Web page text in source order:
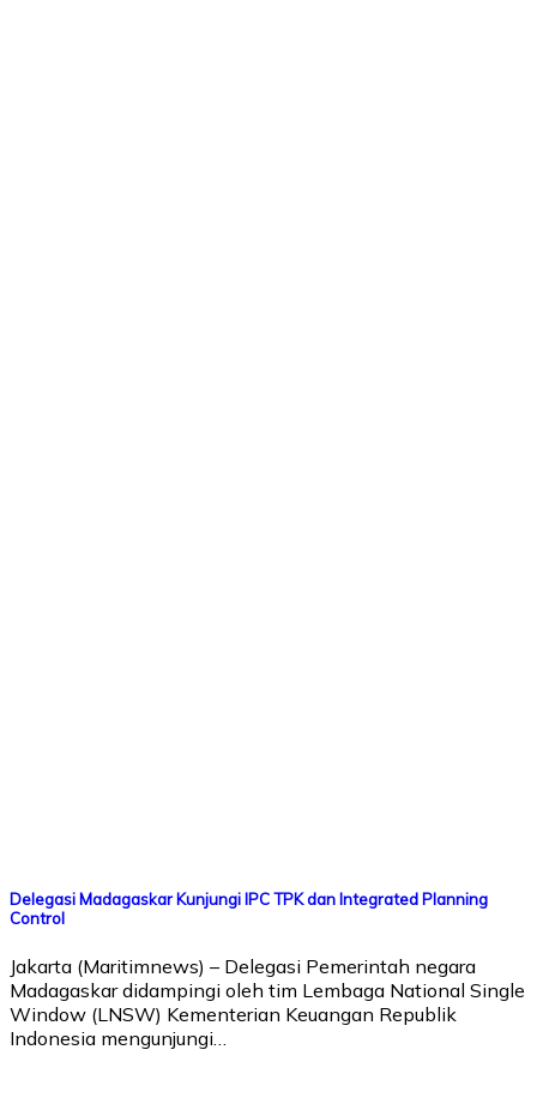
Delegasi Madagaskar Kunjungi IPC TPK dan Integrated Planning
Control
Jakarta (Maritimnews) – Delegasi Pemerintah negara
Madagaskar didampingi oleh tim Lembaga National Single
Window (LNSW) Kementerian Keuangan Republik
Indonesia mengunjungi…